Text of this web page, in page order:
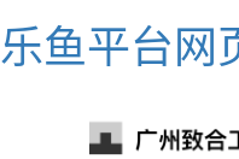
乐鱼平台网